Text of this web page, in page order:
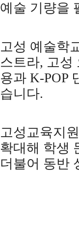
예술 기량을
고성 예술학
스트라, 고성
용과 K-POP
습니다.
고성교육지
확대해 학생
더불어 동반